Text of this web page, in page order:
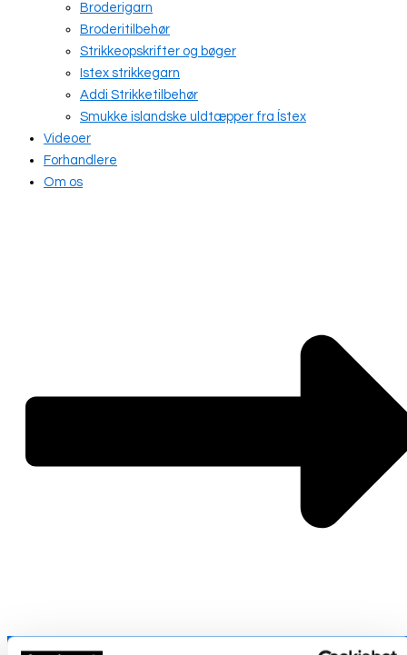
Broderigarn
Broderitilbehør
Strikkeopskrifter og bøger
Istex strikkegarn
Addi Strikketilbehør
Smukke islandske uldtæpper fra Ístex
Videoer
Forhandlere
Om os